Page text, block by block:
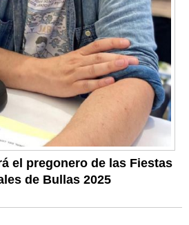
el pregonero de las Fiestas
de Bullas 2025